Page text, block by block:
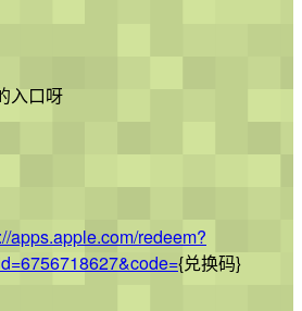
入口呀
apps.apple.com/redeem?
{兑换码}